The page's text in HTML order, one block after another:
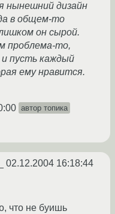
нынешний дизайн
в общем-то
он сырой.
проблема-то,
пусть каждый
ему нравится.
автор топика
02.12.2004 16:18:44
что не буишь